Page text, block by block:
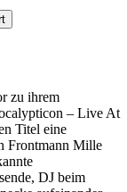
zu ihrem
– Live At
Titel eine
Frontmann Mille
DJ beim